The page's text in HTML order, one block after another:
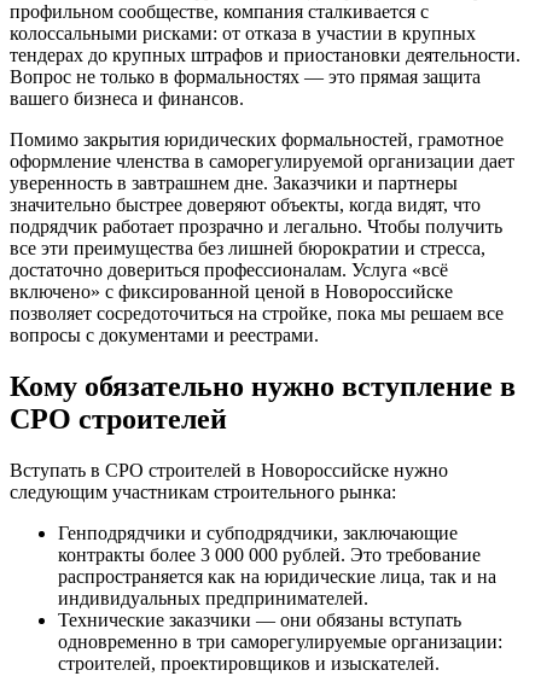
профильном сообществе, компания сталкивается с
колоссальными рисками: от отказа в участии в крупных
тендерах до крупных штрафов и приостановки деятельности.
Вопрос не только в формальностях — это прямая защита
вашего бизнеса и финансов.
Помимо закрытия юридических формальностей, грамотное
оформление членства в саморегулируемой организации дает
уверенность в завтрашнем дне. Заказчики и партнеры
значительно быстрее доверяют объекты, когда видят, что
подрядчик работает прозрачно и легально. Чтобы получить
все эти преимущества без лишней бюрократии и стресса,
достаточно довериться профессионалам. Услуга «всё
включено» с фиксированной ценой в Новороссийске
позволяет сосредоточиться на стройке, пока мы решаем все
вопросы с документами и реестрами.
Кому обязательно нужно вступление в
СРО строителей
Вступать в СРО строителей в Новороссийске нужно
следующим участникам строительного рынка:
Генподрядчики и субподрядчики, заключающие
контракты более 3 000 000 рублей. Это требование
распространяется как на юридические лица, так и на
индивидуальных предпринимателей.
Технические заказчики — они обязаны вступать
одновременно в три саморегулируемые организации:
строителей, проектировщиков и изыскателей.